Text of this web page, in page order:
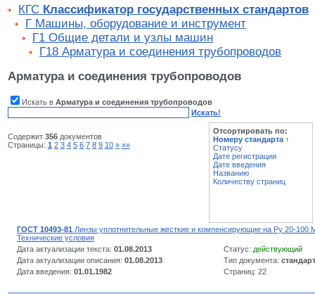
КГС Классификатор государственных стандартов
Г Машины, оборудование и инструмент
Г1 Общие детали и узлы машин
Г18 Арматура и соединения трубопроводов
Арматура и соединения трубопроводов
Искать в Арматура и соединения трубопроводов
Искать!
Содержит 356 документов
Страницы: 1 2 3 4 5 6 7 8 9 10 » »»
Отсортировать по:
Номеру стандарта ↑
Статусу
Дате регистрации
Дате введения
Названию
Количеству страниц
ГОСТ 10493-81 Линзы уплотнительные жесткие и компенсирующие на Ру 20-100
Технические условия
Дата актуализации текста: 01.08.2013 Статус: действующий
Дата актуализации описания: 01.08.2013 Тип документа: стандарт
Дата введения: 01.01.1982 Страниц: 22